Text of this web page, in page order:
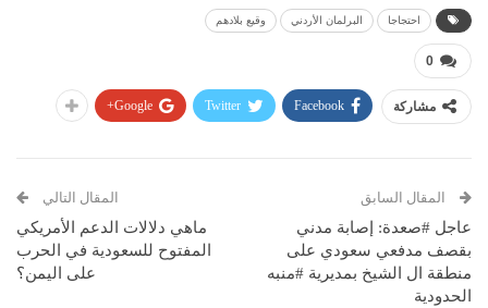
احتجاجا البرلمان الأردني وقيع بلادهم
0
مشاركة Facebook
Twitter
Google+
المقال السابق
عاجل #صعدة: إصابة مدني
بقصف مدفعي سعودي على
منطقة ال الشيخ بمديرية #منبه
الحدودية
المقال التالي
ماهي دلالات الدعم الأمريكي
المفتوح للسعودية في الحرب
على اليمن؟